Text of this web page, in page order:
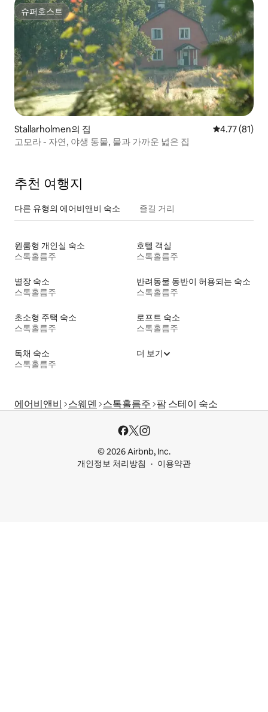
슈퍼호스트
슈퍼호스트
Stallarholmen의 집 평점 4.77점
4.77 (81)
고모라 - 자연, 야생 동물, 물과 가까운 넓은 집
추천 여행지
다른 유형의 에어비앤비 숙소 즐길 거리
원룸형 개인실 숙소
스톡홀름주
호텔 객실
스톡홀름주
별장 숙소
스톡홀름주
반려동물 동반이 허용되는 숙소
스톡홀름주
초소형 주택 숙소
스톡홀름주
로프트 숙소
스톡홀름주
독채 숙소
스톡홀름주
더 보기
에어비앤비 스웨덴 스톡홀름주 팜 스테이 숙소
© 2026 Airbnb, Inc.
개인정보 처리방침
이용약관